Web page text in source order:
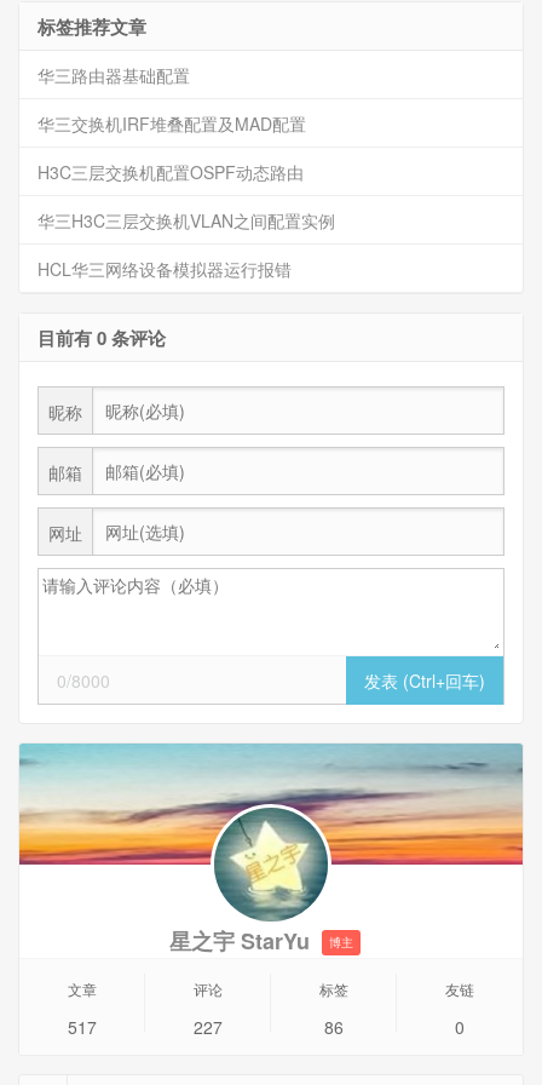
标签推荐文章
华三路由器基础配置
华三交换机IRF堆叠配置及MAD配置
H3C三层交换机配置OSPF动态路由
华三H3C三层交换机VLAN之间配置实例
HCL华三网络设备模拟器运行报错
目前有 0 条评论
昵称
邮箱
网址
0/8000
星之宇 StarYu 博主
文章
517
评论
227
标签
86
友链
0